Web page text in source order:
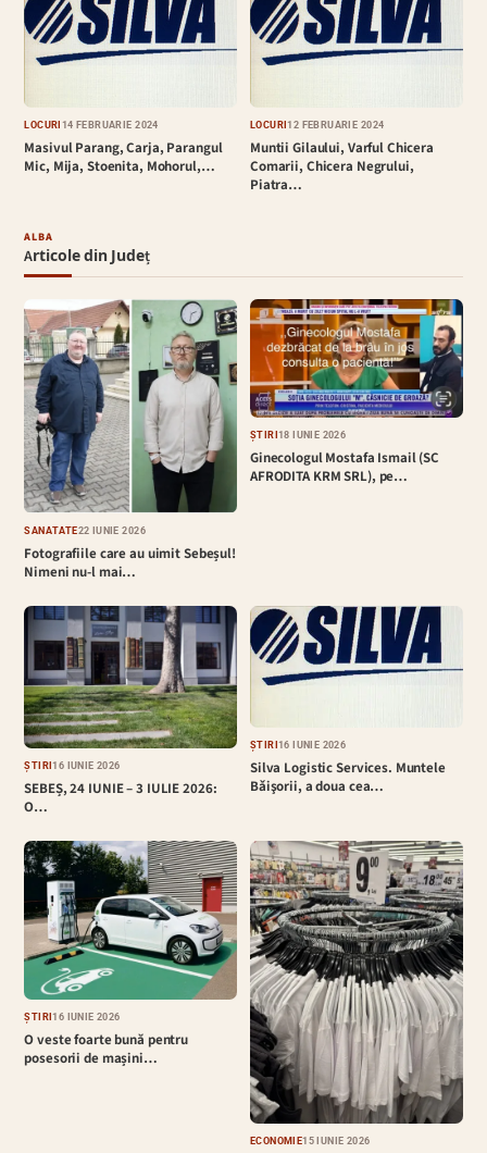
LOCURI 14 FEBRUARIE 2024
Masivul Parang, Carja, Parangul
Mic, Mija, Stoenita, Mohorul,…
LOCURI12 FEBRUARIE 2024
Muntii Gilaului, Varful Chicera
Comarii, Chicera Negrului,
Piatra…
ALBA
Articole din Județ
SĂNĂTATE22 IUNIE 2026
Fotografiile care au uimit Sebeșul!
Nimeni nu-l mai…
ȘTIRI18 IUNIE 2026
Ginecologul Mostafa Ismail (SC
AFRODITA KRM SRL), pe…
ȘTIRI16 IUNIE 2026
SEBEȘ, 24 IUNIE – 3 IULIE 2026:
O…
ȘTIRI16 IUNIE 2026
Silva Logistic Services. Muntele
Bǎişorii, a doua cea…
ȘTIRI16 IUNIE 2026
O veste foarte bună pentru
posesorii de mașini…
ECONOMIE15 IUNIE 2026